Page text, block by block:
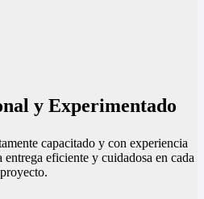
y Experimentado
capacitado y con experiencia
eficiente y cuidadosa en cada
proyecto.